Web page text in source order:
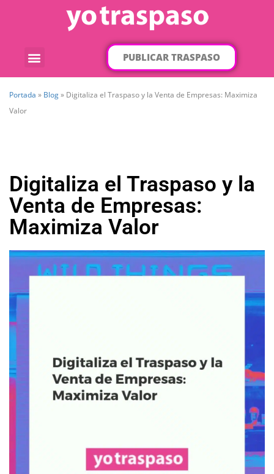
PUBLICAR TRASPASO
Portada » Blog» Digitaliza el Traspaso y la Venta de Empresas: Maximiza
Valor
Digitaliza el Traspaso y la
Venta de Empresas:
Maximiza Valor